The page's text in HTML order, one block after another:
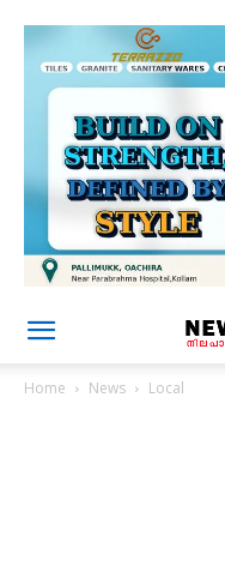
Home News Local